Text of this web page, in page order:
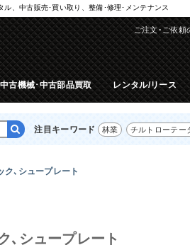
、中古販売･買い取り、整備･修理･メンテナンス
ご注文･ご依頼
中古機械･中古部品買取 レンタル/リース
注目キーワード 林業 チルトローテー
ク､シュープレート
､シュープレート